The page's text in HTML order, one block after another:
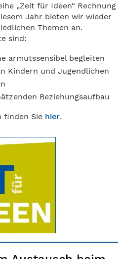
„Zeit für Ideen“ Rechnung
Jahr bieten wir wieder
Themen an.
sind:
armutssensibel begleiten
Kindern und Jugendlichen
Beziehungsaufbau
finden Sie hier.